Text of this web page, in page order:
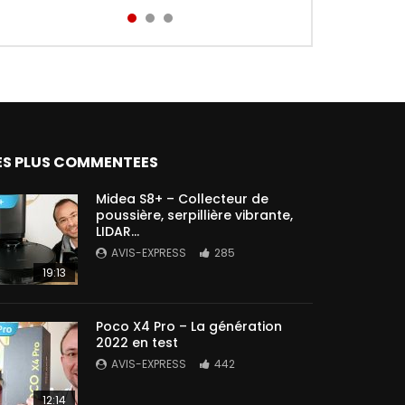
PLUS COMMENTEES
19:13
Midea S8+ – Collecteur de
poussière, serpillière vibrante,
LIDAR…
AVIS-EXPRESS 285
12:14
Poco X4 Pro – La génération
2022 en test
AVIS-EXPRESS 442